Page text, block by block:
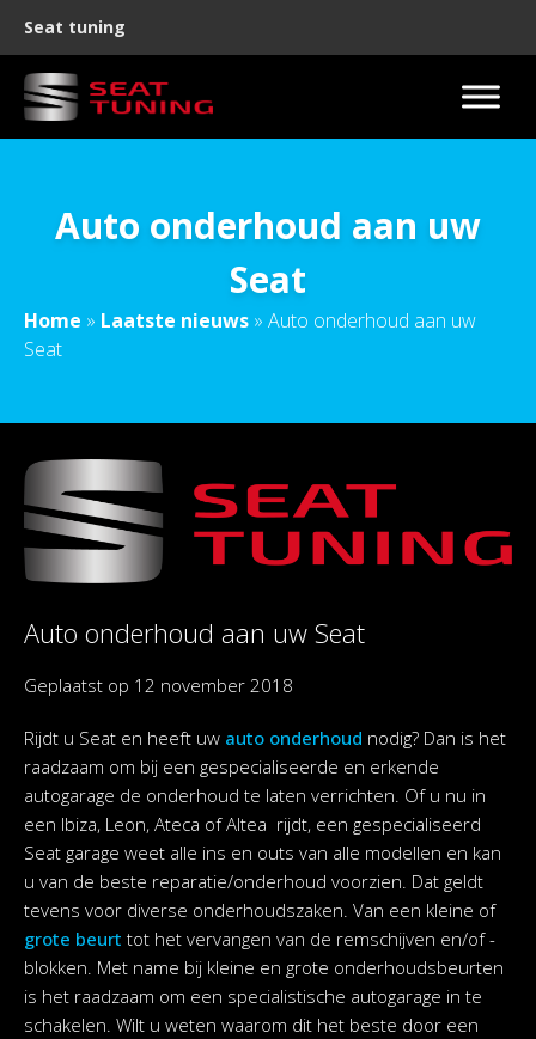
Seat tuning
Auto onderhoud aan uw
Seat
Home » Laatste nieuws » Auto onderhoud aan uw
Seat
Auto onderhoud aan uw Seat
Geplaatst op 12 november 2018
Rijdt u Seat en heeft uw auto onderhoud nodig? Dan is het
raadzaam om bij een gespecialiseerde en erkende
autogarage de onderhoud te laten verrichten. Of u nu in
een Ibiza, Leon, Ateca of Altea rijdt, een gespecialiseerd
Seat garage weet alle ins en outs van alle modellen en kan
u van de beste reparatie/onderhoud voorzien. Dat geldt
tevens voor diverse onderhoudszaken. Van een kleine of
grote beurt tot het vervangen van de remschijven en/of -
blokken. Met name bij kleine en grote onderhoudsbeurten
is het raadzaam om een specialistische autogarage in te
schakelen. Wilt u weten waarom dit het beste door een